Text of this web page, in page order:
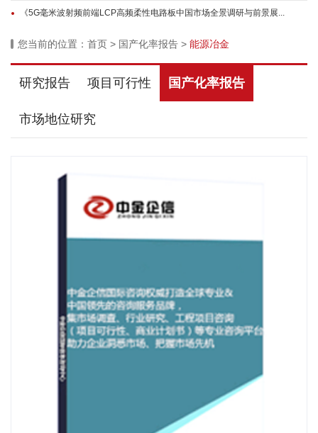
《5G毫米波射频前端LCP高频柔性电路板中国市场全景调研与前景展...
您当前的位置： 首页 > 国产化率报告 > 能源冶金
研究报告 项目可行性 国产化率报告
市场地位研究